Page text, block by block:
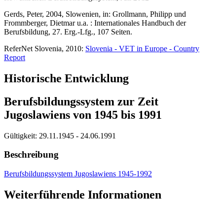
Gerds, Peter, 2004, Slowenien, in: Grollmann, Philipp und
Frommberger, Dietmar u.a. : Internationales Handbuch der
Berufsbildung, 27. Erg.-Lfg., 107 Seiten.
ReferNet Slovenia, 2010: Slovenia - VET in Europe - Country
Report
Historische Entwicklung
Berufsbildungssystem zur Zeit
Jugoslawiens von 1945 bis 1991
Gültigkeit: 29.11.1945 - 24.06.1991
Beschreibung
Berufsbildungssystem Jugoslawiens 1945-1992
Weiterführende Informationen